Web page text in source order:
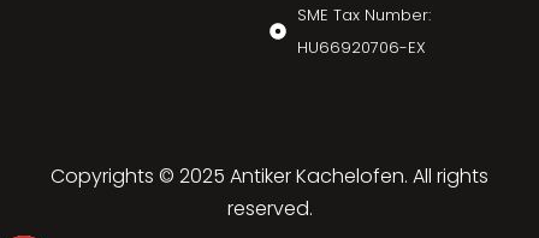
SME Tax Number:
HU66920706-EX
Copyrights © 2025 Antiker Kachelofen. All rights
reserved.